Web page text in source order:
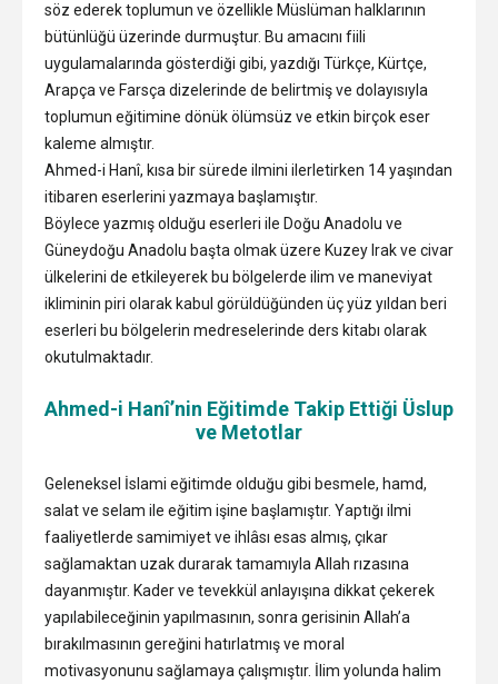
söz ederek toplumun ve özellikle Müslüman halklarının
bütünlüğü üzerinde durmuştur. Bu amacını fiili
uygulamalarında gösterdiği gibi, yazdığı Türkçe, Kürtçe,
Arapça ve Farsça dizelerinde de belirtmiş ve dolayısıyla
toplumun eğitimine dönük ölümsüz ve etkin birçok eser
kaleme almıştır.
Ahmed-i Hanî, kısa bir sürede ilmini ilerletirken 14 yaşından
itibaren eserlerini yazmaya başlamıştır.
Böylece yazmış olduğu eserleri ile Doğu Anadolu ve
Güneydoğu Anadolu başta olmak üzere Kuzey Irak ve civar
ülkelerini de etkileyerek bu bölgelerde ilim ve maneviyat
ikliminin piri olarak kabul görüldüğünden üç yüz yıldan beri
eserleri bu bölgelerin medreselerinde ders kitabı olarak
okutulmaktadır.
Ahmed-i Hanî’nin Eğitimde Takip Ettiği Üslup
ve Metotlar
Geleneksel İslami eğitimde olduğu gibi besmele, hamd,
salat ve selam ile eğitim işine başlamıştır. Yaptığı ilmi
faaliyetlerde samimiyet ve ihlâsı esas almış, çıkar
sağlamaktan uzak durarak tamamıyla Allah rızasına
dayanmıştır. Kader ve tevekkül anlayışına dikkat çekerek
yapılabileceğinin yapılmasının, sonra gerisinin Allah’a
bırakılmasının gereğini hatırlatmış ve moral
motivasyonunu sağlamaya çalışmıştır. İlim yolunda halim